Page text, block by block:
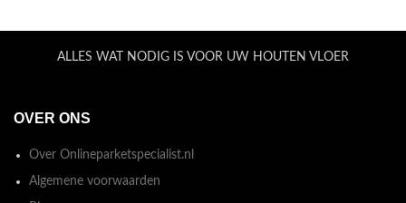
ALLES WAT NODIG IS VOOR UW HOUTEN VLOER
OVER ONS
Over Onlineparketspecialist.nl
Algemene voorwaarden